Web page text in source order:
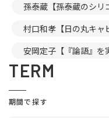
孫泰蔵【孫泰蔵のシリ
村口和孝【日の丸キャ
安岡定子【『論語』を
TERM
期間で探す